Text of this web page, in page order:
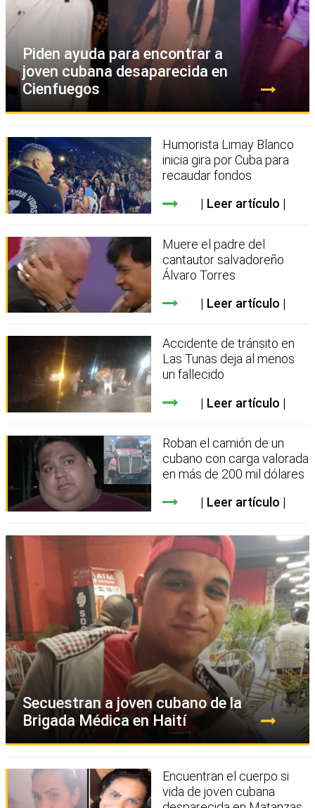
Piden ayuda para encontrar a
joven cubana desaparecida en
Cienfuegos
Humorista Limay Blanco
inicia gira por Cuba para
recaudar fondos
Leer artículo
Muere el padre del
cantautor salvadoreño
Álvaro Torres
Leer artículo
Accidente de tránsito en
Las Tunas deja al menos
un fallecido
Leer artículo
Roban el camión de un
cubano con carga valorada
en más de 200 mil dólares
Leer artículo
Secuestran a joven cubano de la
Brigada Médica en Haití
Encuentran el cuerpo si
vida de joven cubana